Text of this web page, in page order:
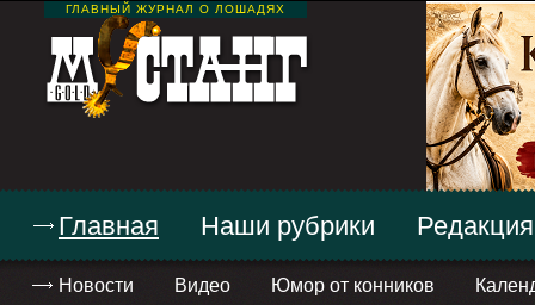
ГЛАВНЫЙ ЖУРНАЛ О ЛОШАДЯХ
Главная
Новости Видео Юмор от конников
Наши рубрики Редакция